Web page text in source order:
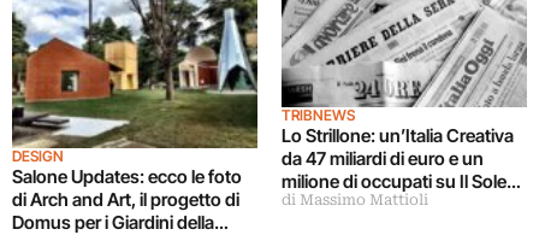
DESIGN
Salone Updates: ecco le foto
di Arch and Art, il progetto di
Domus per i Giardini della
TRIBNEWS
Lo Strillone: un’Italia Creativa
da 47 miliardi di euro e un
milione di occupati su Il Sole
24 Ore. E poi Mario Moretti
di Massimo Mattioli